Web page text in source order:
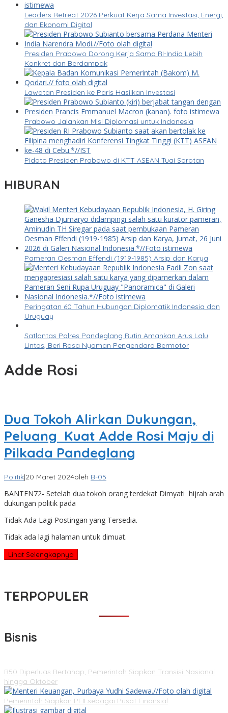
Leaders Retreat 2026 Perkuat Kerja Sama Investasi, Energi,
dan Ekonomi Digital
Presiden Prabowo Dorong Kerja Sama RI-India Lebih
Konkret dan Berdampak
Lawatan Presiden ke Paris Hasilkan Investasi
Prabowo Jalankan Misi Diplomasi untuk Indonesia
Pidato Presiden Prabowo di KTT ASEAN Tuai Sorotan
HIBURAN
Pameran Oesman Effendi (1919-1985) Arsip dan Karya
Peringatan 60 Tahun Hubungan Diplomatik Indonesia dan
Uruguay
Satlantas Polres Pandeglang Rutin Amankan Arus Lalu
Lintas, Beri Rasa Nyaman Pengendara Bermotor
Adde Rosi
Dua Tokoh Alirkan Dukungan,
Peluang Kuat Adde Rosi Maju di
Pilkada Pandeglang
Politik|20 Maret 2024oleh B-05
BANTEN72- Setelah dua tokoh orang terdekat Dimyati hijrah arah
dukungan politik pada
Tidak Ada Lagi Postingan yang Tersedia.
Tidak ada lagi halaman untuk dimuat.
Lihat Selengkapnya
TERPOPULER
Bisnis
B50 Diperluas Bertahap, Pemerintah Siapkan Transisi Nasional
hingga Oktober
Pemerintah Siapkan PFII sebagai Pusat Finansial